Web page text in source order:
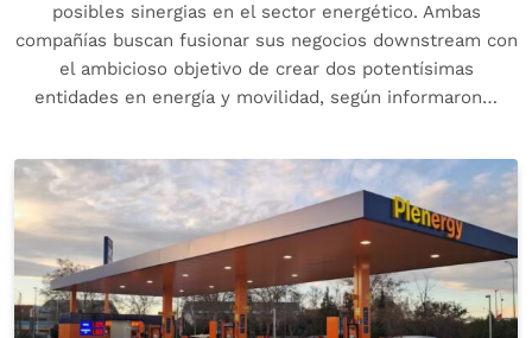
posibles sinergias en el sector energético. Ambas
compañías buscan fusionar sus negocios downstream con
el ambicioso objetivo de crear dos potentísimas
entidades en energía y movilidad, según informaron…